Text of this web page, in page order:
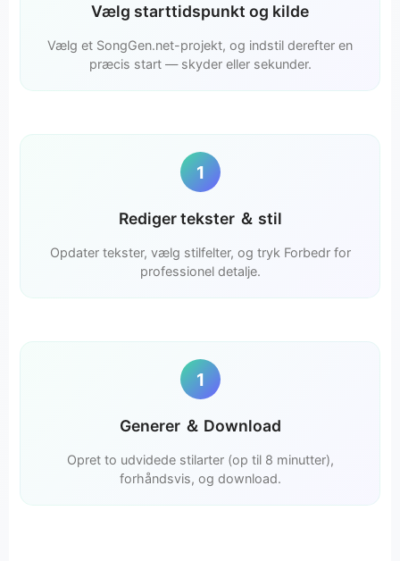
Vælg starttidspunkt og kilde
Vælg et SongGen.net-projekt, og indstil derefter en
præcis start — skyder eller sekunder.
1
Rediger tekster ＆ stil
Opdater tekster, vælg stilfelter, og tryk Forbedr for
professionel detalje.
1
Generer ＆ Download
Opret to udvidede stilarter (op til 8 minutter),
forhåndsvis, og download.